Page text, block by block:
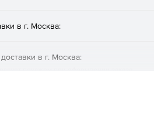
в г. Москва:
в г. Москва: